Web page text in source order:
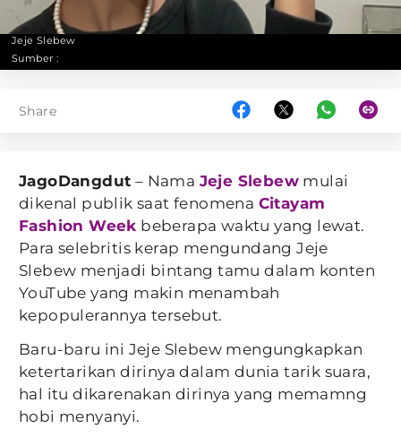
Jeje Slebew
Sumber :
Share
JagoDangdut – Nama Jeje Slebew mulai
dikenal publik saat fenomena Citayam
Fashion Week beberapa waktu yang lewat.
Para selebritis kerap mengundang Jeje
Slebew menjadi bintang tamu dalam konten
YouTube yang makin menambah
kepopulerannya tersebut.
Baru-baru ini Jeje Slebew mengungkapkan
ketertarikan dirinya dalam dunia tarik suara,
hal itu dikarenakan dirinya yang memamng
hobi menyanyi.